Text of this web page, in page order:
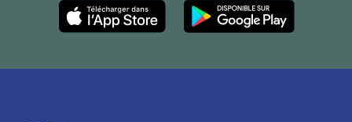
Les Nouvelles de la Boulangerie-Pâtisserie Française
27, av d’Eylau - 75782 Paris Cédex 16
01 53 70 16 25